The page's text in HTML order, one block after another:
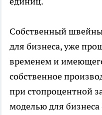
Собственный
для бизнеса, уже
временем и
собственное
при стопроцентной
моделью для